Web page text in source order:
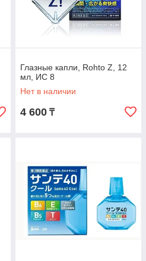
Глазные капли, Rohto Z, 12
мл, ИС 8
Нет в наличии
4 600 ₸